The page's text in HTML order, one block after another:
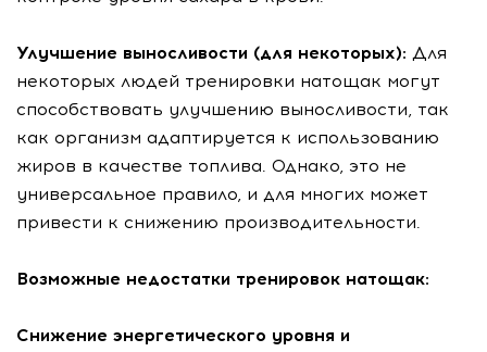
Улучшение выносливости (для некоторых): Для
некоторых людей тренировки натощак могут
способствовать улучшению выносливости, так
как организм адаптируется к использованию
жиров в качестве топлива. Однако, это не
универсальное правило, и для многих может
привести к снижению производительности.
Возможные недостатки тренировок натощак:
Снижение энергетического уровня и